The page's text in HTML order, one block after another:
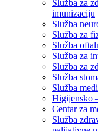
Služba za
imunizaciju
Služba
Služba za
Služba
Služba za
Služba za
Služba
Služba
Higijensko
Centar za
Služba